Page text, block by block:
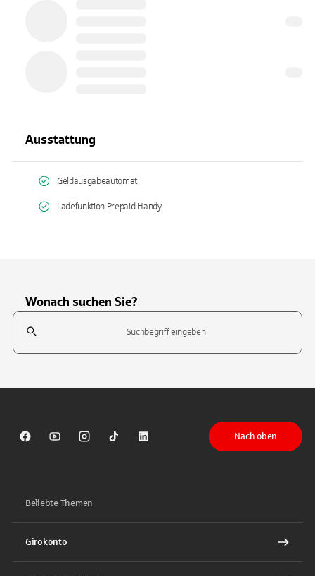
Ausstattung
Geldausgabeautomat
Ladefunktion Prepaid Handy
Wonach suchen Sie?
Suchfeld
Sparkasse auf Facebook
Sparkasse auf Youtube
Sparkasse auf Instagram
Sparkasse auf TikTok
Sparkasse auf LinkedIn
Nach oben
Beliebte Themen
Girokonto